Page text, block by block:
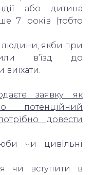
або дитина
7 років (тобто
людини, якби при
в’їзд до
заявку як
потенційний
довести
чи цивільні
чи вступити в